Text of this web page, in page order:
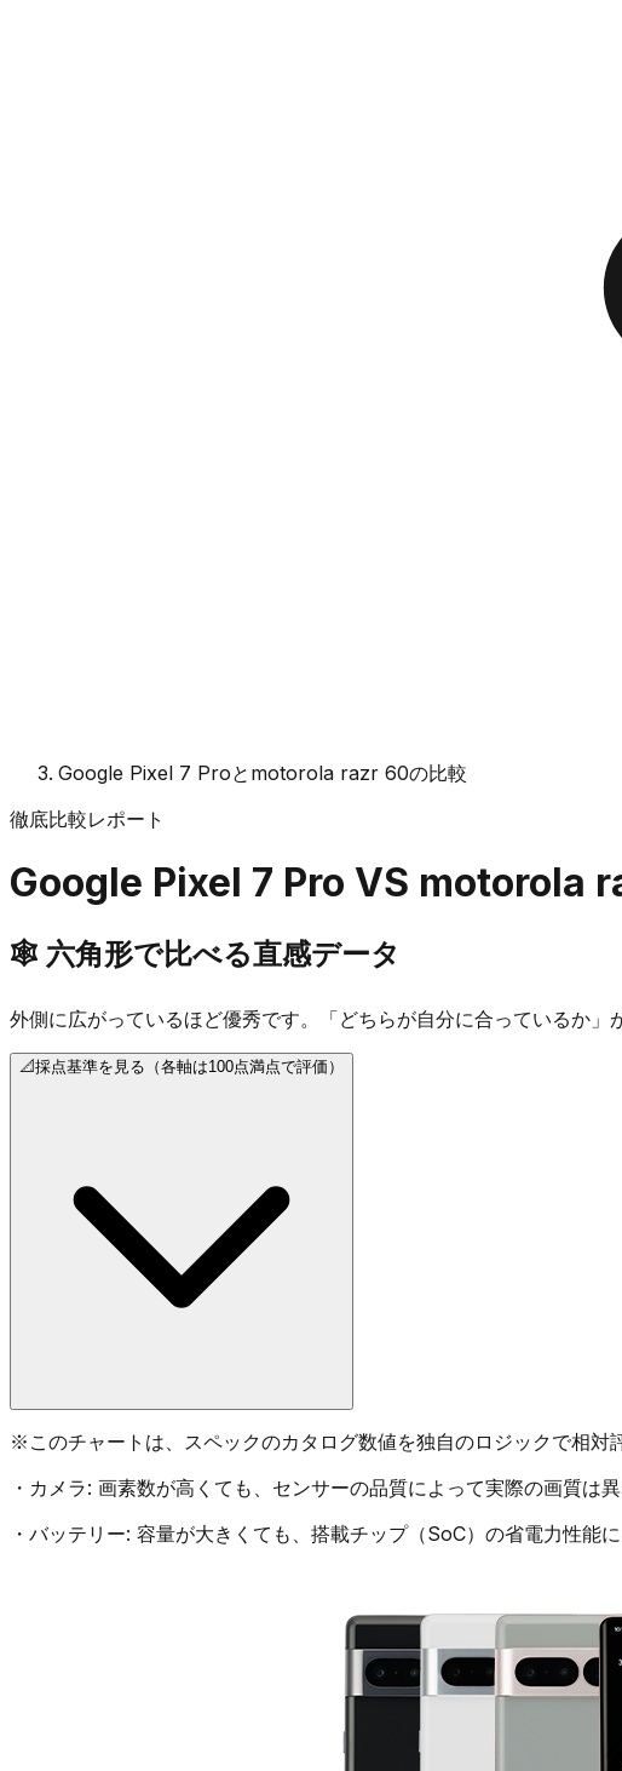
Google Pixel 7 Proとmotorola razr 60の比較
徹底比較レポート
Google Pixel 7 Pro VS motorola
🕸️ 六角形で比べる直感データ
外側に広がっているほど優秀です。「どちらが自分に合っているか」
📐採点基準を見る（各軸は100点満点で評価）
※ このチャートは、スペックのカタログ数値を独自のロジックで相
・ カメラ: 画素数が高くても、センサーの品質によって実際の画質は異
・ バッテリー: 容量が大きくても、搭載チップ（SoC）の省電力性能